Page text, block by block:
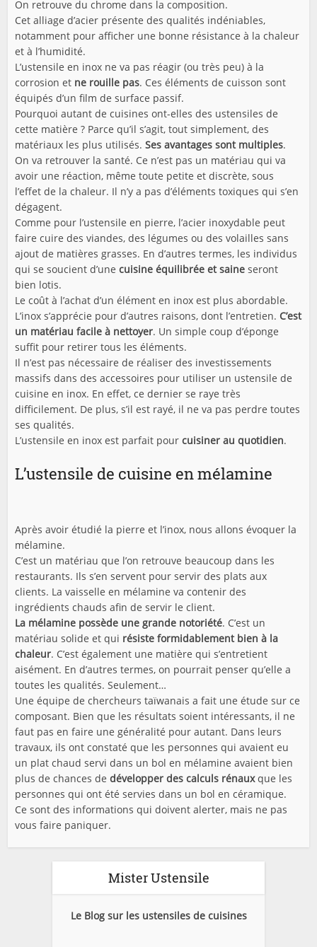
On retrouve du chrome dans la composition.
Cet alliage d’acier présente des qualités indéniables,
notamment pour afficher une bonne résistance à la chaleur
et à l’humidité.
L’ustensile en inox ne va pas réagir (ou très peu) à la
corrosion et ne rouille pas. Ces éléments de cuisson sont
équipés d’un film de surface passif.
Pourquoi autant de cuisines ont-elles des ustensiles de
cette matière ? Parce qu’il s’agit, tout simplement, des
matériaux les plus utilisés.Ses avantages sont multiples.
On va retrouver la santé. Ce n’est pas un matériau qui va
avoir une réaction, même toute petite et discrète, sous
l’effet de la chaleur. Il n’y a pas d’éléments toxiques qui s’en
dégagent.
Comme pour l’ustensile en pierre, l’acier inoxydable peut
faire cuire des viandes, des légumes ou des volailles sans
ajout de matières grasses. En d’autres termes, les individus
qui se soucient d’unecuisine équilibrée et saine seront
bien lotis.
Le coût à l’achat d’un élément en inox est plus abordable.
L’inox s’apprécie pour d’autres raisons, dont l’entretien. C’est
un matériau facile à nettoyer. Un simple coup d’éponge
suffit pour retirer tous les éléments.
Il n’est pas nécessaire de réaliser des investissements
massifs dans des accessoires pour utiliser un ustensile de
cuisine en inox. En effet, ce dernier se raye très
difficilement. De plus, s’il est rayé, il ne va pas perdre toutes
ses qualités.
L’ustensile en inox est parfait pourcuisiner au quotidien.
L’ustensile de cuisine en mélamine
Après avoir étudié la pierre et l’inox, nous allons évoquer la
mélamine.
C’est un matériau que l’on retrouve beaucoup dans les
restaurants. Ils s’en servent pour servir des plats aux
clients. La vaisselle en mélamine va contenir des
ingrédients chauds afin de servir le client.
La mélamine possède une grande notoriété. C’est un
matériau solide et qui résiste formidablement bien à la
chaleur. C’est également une matière qui s’entretient
aisément. En d’autres termes, on pourrait penser qu’elle a
toutes les qualités. Seulement…
Une équipe de chercheurs taïwanais a fait une étude sur ce
composant. Bien que les résultats soient intéressants, il ne
faut pas en faire une généralité pour autant. Dans leurs
travaux, ils ont constaté que les personnes qui avaient eu
un plat chaud servi dans un bol en mélamine avaient bien
plus de chances dedévelopper des calculs rénauxque les
personnes qui ont été servies dans un bol en céramique.
Ce sont des informations qui doivent alerter, mais ne pas
vous faire paniquer.
Mister Ustensile
Le Blog sur les ustensiles de cuisines